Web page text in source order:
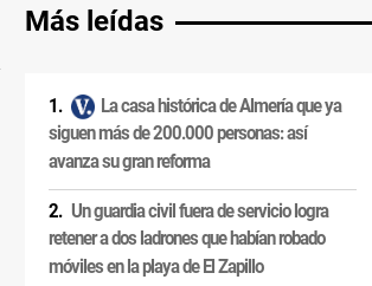
Más leídas
La casa histórica de Almería que ya
siguen más de 200.000 personas: así
avanza su gran reforma
Un guardia civil fuera de servicio logra
retener a dos ladrones que habían robado
móviles en la playa de El Zapillo